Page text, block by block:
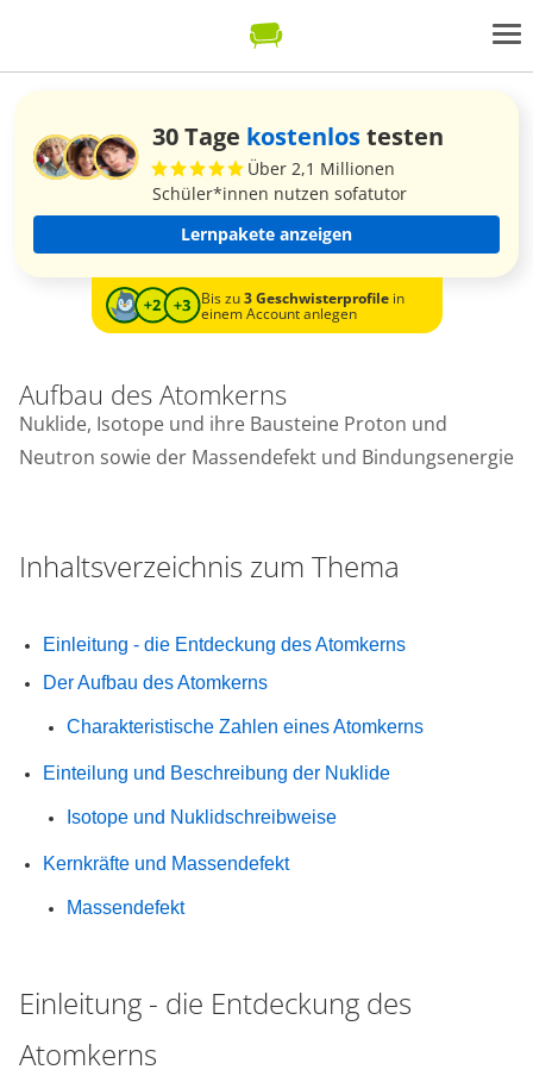
30 Tage kostenlostesten
Über 2,1 Millionen
Schüler*innen nutzen sofatutor
Lernpakete anzeigen
Bis zu3 Geschwisterprofilein
einem Account anlegen
Aufbau des Atomkerns
Nuklide, Isotope und ihre Bausteine Proton und
Neutron sowie der Massendefekt und Bindungsenergie
Inhaltsverzeichnis zum Thema
Einleitung - die Entdeckung des Atomkerns
Der Aufbau des Atomkerns
Charakteristische Zahlen eines Atomkerns
Einteilung und Beschreibung der Nuklide
Isotope und Nuklidschreibweise
Kernkräfte und Massendefekt
Massendefekt
Einleitung - die Entdeckung des
Atomkerns